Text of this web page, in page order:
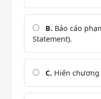
B. Báo cáo
Statement).
C. Hiến chương